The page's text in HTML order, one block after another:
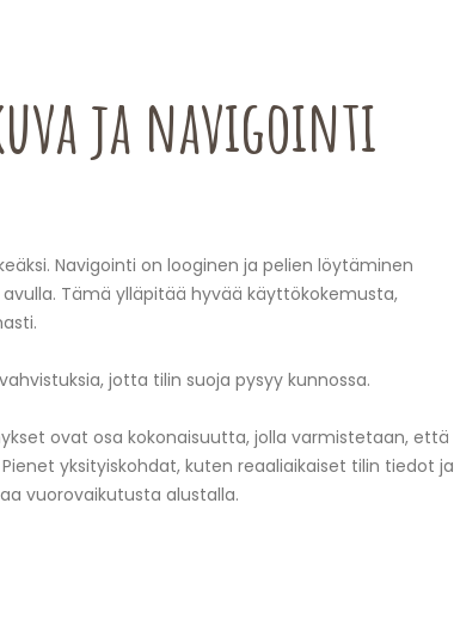
ja navigointi
Navigointi on looginen ja pelien löytäminen
Tämä ylläpitää hyvää käyttökokemusta,
jotta tilin suoja pysyy kunnossa.
ovat osa kokonaisuutta, jolla varmistetaan, että
yksityiskohdat, kuten reaaliaikaiset tilin tiedot ja
vuorovaikutusta alustalla.